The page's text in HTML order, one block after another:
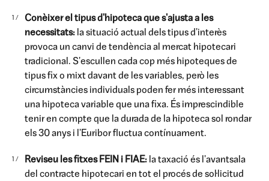
Conèixer el tipus d'hipoteca que s'ajusta a les
necessitats: la situació actual dels tipus d'interès
provoca un canvi de tendència al mercat hipotecari
tradicional. S'escullen cada cop més hipoteques de
tipus fix o mixt davant de les variables, però les
circumstàncies individuals poden fer més interessant
una hipoteca variable que una fixa. És imprescindible
tenir en compte que la durada de la hipoteca sol rondar
els 30 anys i l'Euribor fluctua contínuament.
Reviseu les fitxes FEIN i FIAE: la taxació és l'avantsala
del contracte hipotecari en tot el procés de sol·licitud